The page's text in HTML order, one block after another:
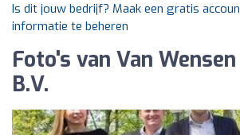
Is dit jouw bedrijf? Maak een gratis
informatie te beheren
Foto's van Van
B.V.